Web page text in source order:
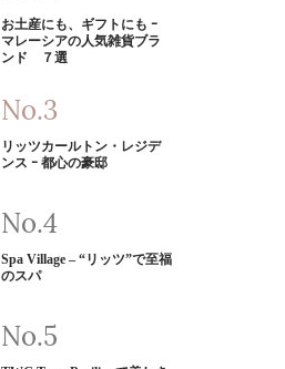
お土産にも、ギフトにも ｰ
マレーシアの人気雑貨ブラ
ンド ７選
リッツカールトン・レジデ
ンス ｰ 都心の豪邸
Spa Village – “リッツ”で至福
のスパ